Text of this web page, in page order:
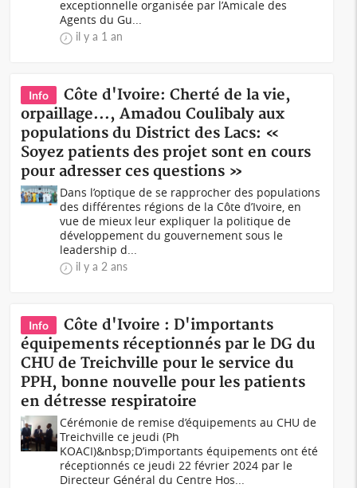
exceptionnelle organisée par l’Amicale des
Agents du Gu...
il y a 1 an
Info
Côte d'Ivoire: Cherté de la vie,
orpaillage..., Amadou Coulibaly aux
populations du District des Lacs: «
Soyez patients des projet sont en cours
pour adresser ces questions »
Dans l’optique de se rapprocher des populations
des différentes régions de la Côte d’Ivoire, en
vue de mieux leur expliquer la politique de
développement du gouvernement sous le
leadership d...
il y a 2 ans
Info
Côte d'Ivoire : D'importants
équipements réceptionnés par le DG du
CHU de Treichville pour le service du
PPH, bonne nouvelle pour les patients
en détresse respiratoire
Cérémonie de remise d’équipements au CHU de
Treichville ce jeudi (Ph
KOACI)&nbsp;D’importants équipements ont été
réceptionnés ce jeudi 22 février 2024 par le
Directeur Général du Centre Hos...